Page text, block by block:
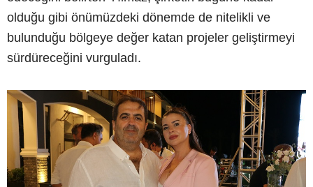
olduğu gibi önümüzdeki dönemde de nitelikli ve
bulunduğu bölgeye değer katan projeler geliştirmeyi
sürdüreceğini vurguladı.